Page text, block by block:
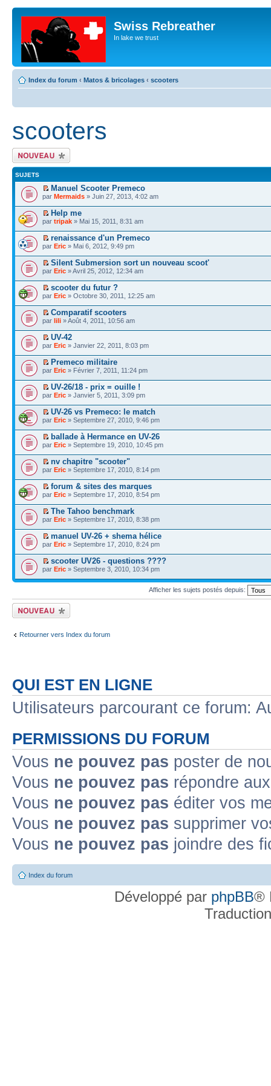
Swiss Rebreather
In lake we trust
Index du forum ‹ Matos & bricolages ‹ scooters
scooters
Écrire un nouveau
sujet
SUJETS
Manuel Scooter Premeco
par Mermaids » Juin 27, 2013, 4:02 am
Help me
par tripak » Mai 15, 2011, 8:31 am
renaissance d'un Premeco
par Eric » Mai 6, 2012, 9:49 pm
Silent Submersion sort un nouveau scoot'
par Eric » Avril 25, 2012, 12:34 am
scooter du futur ?
par Eric » Octobre 30, 2011, 12:25 am
Comparatif scooters
par lili » Août 4, 2011, 10:56 am
UV-42
par Eric » Janvier 22, 2011, 8:03 pm
Premeco militaire
par Eric » Février 7, 2011, 11:24 pm
UV-26/18 - prix = ouille !
par Eric » Janvier 5, 2011, 3:09 pm
UV-26 vs Premeco: le match
par Eric » Septembre 27, 2010, 9:46 pm
ballade à Hermance en UV-26
par Eric » Septembre 19, 2010, 10:45 pm
nv chapitre "scooter"
par Eric » Septembre 17, 2010, 8:14 pm
forum & sites des marques
par Eric » Septembre 17, 2010, 8:54 pm
The Tahoo benchmark
par Eric » Septembre 17, 2010, 8:38 pm
manuel UV-26 + shema hélice
par Eric » Septembre 17, 2010, 8:24 pm
scooter UV26 - questions ????
par Eric » Septembre 3, 2010, 10:34 pm
Afficher les sujets postés depuis:
Écrire un nouveau
sujet
Retourner vers Index du forum
QUI EST EN LIGNE
Utilisateurs parcourant ce forum:
PERMISSIONS DU FORUM
Vous ne pouvez pas poster de
Vous ne pouvez pas répondre
Vous ne pouvez pas éditer vos
Vous ne pouvez pas supprimer
Vous ne pouvez pas joindre des
Index du forum
Développé par phpBB®